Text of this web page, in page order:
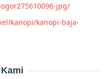
jpg/
kanopi/kanopi-baja-